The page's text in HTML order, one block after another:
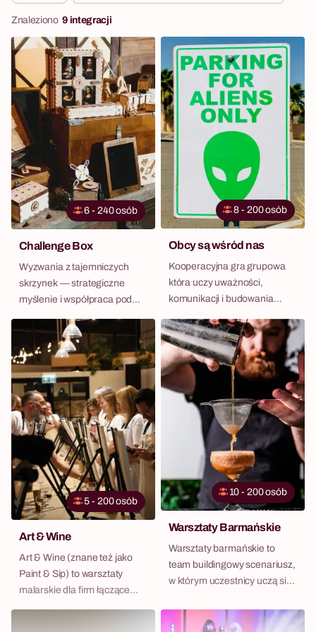
Znaleziono9 integracji
6 - 240 osób
Challenge Box
Wyzwania z tajemniczych
skrzynek — strategiczne
myślenie i współpraca pod
8 - 200 osób
Obcy są wśród nas
Kooperacyjna gra grupowa
która uczy uważności,
komunikacji i budowania
5 - 200 osób
Art & Wine
Art & Wine (znane też jako
Paint & Sip) to warsztaty
malarskie dla firm łączące
10 - 200 osób
Warsztaty Barmańskie
Warsztaty barmańskie to
team buildingowy scenariusz,
w którym uczestnicy uczą się
konkursie Master Barman i
wspólnie tworzą koktajle —